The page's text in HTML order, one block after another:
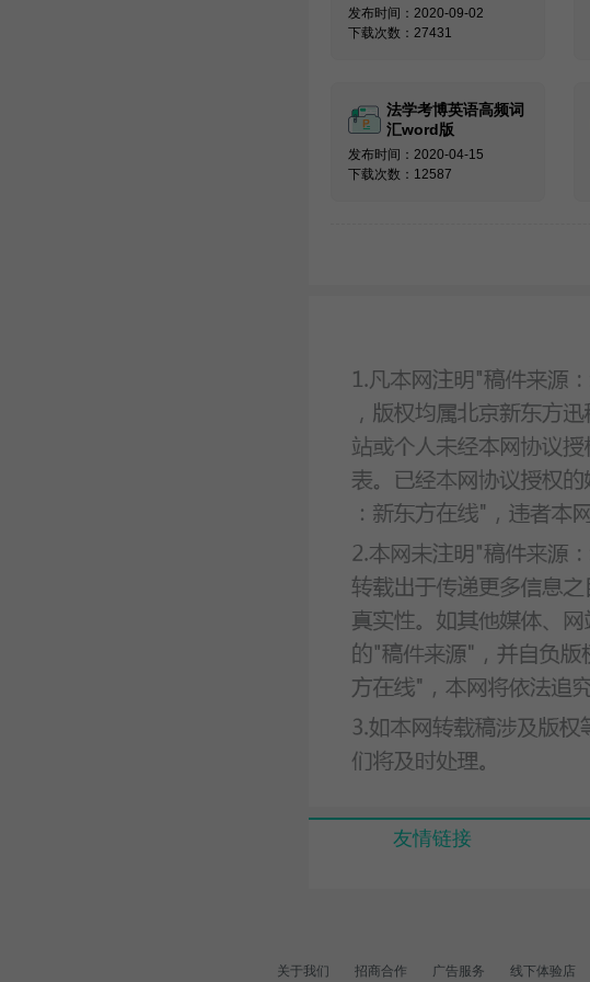
发布时间：2020-09-02
下载次数：27431
法学考博英语高频词
汇word版
发布时间：2020-04-15
下载次数：12587
友情链接
关于我们 招商合作 广告服务 线下体验店